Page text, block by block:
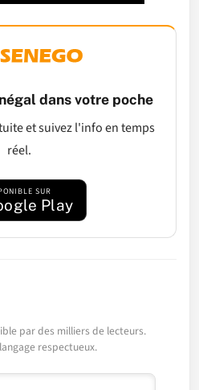
dans votre poche
et suivez l'info en temps
réel.
SUR
Play
par des milliers de lecteurs.
respectueux.